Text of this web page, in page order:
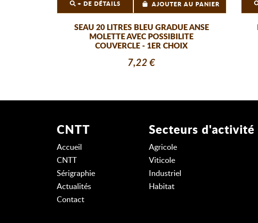
+ DE DÉTAILS AJOUTER AU PANIER
SEAU 20 LITRES BLEU GRADUE ANSE
MOLETTE AVEC POSSIBILITE
COUVERCLE - 1ER CHOIX
7,22 €
CNTT
Accueil
CNTT
Sérigraphie
Actualités
Contact
Secteurs d'activité
Agricole
Viticole
Industriel
Habitat